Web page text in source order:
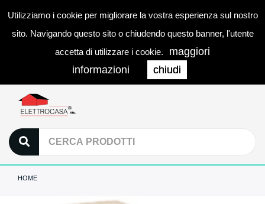
Utilizziamo i cookie per migliorare la vostra esperienza sul nostro
sito. Navigando questo sito o chiudendo questo banner, l'utente
accetta di utilizzare i cookie.
maggiori
informazioni
chiudi
0
HOME